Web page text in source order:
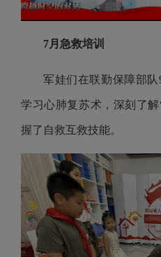
7月急救培训
军娃们在联勤保障部
学习心肺复苏术，深刻了
握了自救互救技能。